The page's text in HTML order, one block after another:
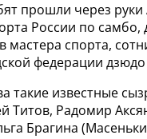
прошли через руки
России по самбо,
мастера спорта,
федерации
такие известные
Титов, Радомир
Брагина